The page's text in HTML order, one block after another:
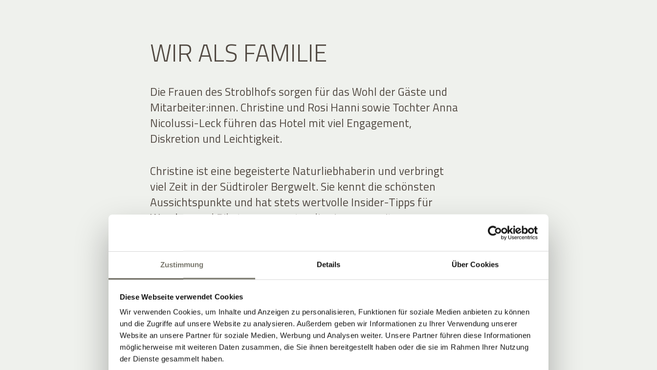
Zustimmung Details Über Cookies
Diese Webseite verwendet Cookies
Wir verwenden Cookies, um Inhalte und Anzeigen zu personalisieren, Funktionen für soziale Medien anbieten zu können
und die Zugriffe auf unsere Website zu analysieren. Außerdem geben wir Informationen zu Ihrer Verwendung unserer
Website an unsere Partner für soziale Medien, Werbung und Analysen weiter. Unsere Partner führen diese Informationen
möglicherweise mit weiteren Daten zusammen, die Sie ihnen bereitgestellt haben oder die sie im Rahmen Ihrer Nutzung
der Dienste gesammelt haben.
WIR ALS FAMILIE
Die Frauen des Stroblhofs sorgen für das Wohl der Gäste und
Mitarbeiter:innen. Christine und Rosi Hanni sowie Tochter Anna
Nicolussi-Leck führen das Hotel mit viel Engagement,
Diskretion und Leichtigkeit.
Christine ist eine begeisterte Naturliebhaberin und verbringt
viel Zeit in der Südtiroler Bergwelt. Sie kennt die schönsten
Aussichtspunkte und hat stets wertvolle Insider-Tipps für
Wander- und Biketouren parat – die sie gerne mit unseren
Rosi besitzt einen ausgeprägten Sinn für Ästhetik. Sie bringt die
Blumen und Gräser aus dem Garten ins Hotel und schafft
stilvolle Dekorationen, auf die uns die Gäste oft ansprechen.
Die Gastfreundschaft haben Rosi und Christine an Anna
weitergegeben. Sie betreut unsere Gäste mit Freude, Geduld
und Charme – auch in hektischen Momenten.